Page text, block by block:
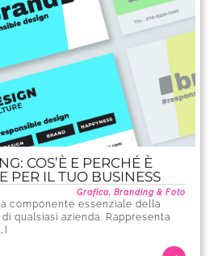
COS’È E PERCHÉ È
PER IL TUO BUSINESS
Grafica, Branding & Foto
componente essenziale della
qualsiasi azienda. Rappresenta